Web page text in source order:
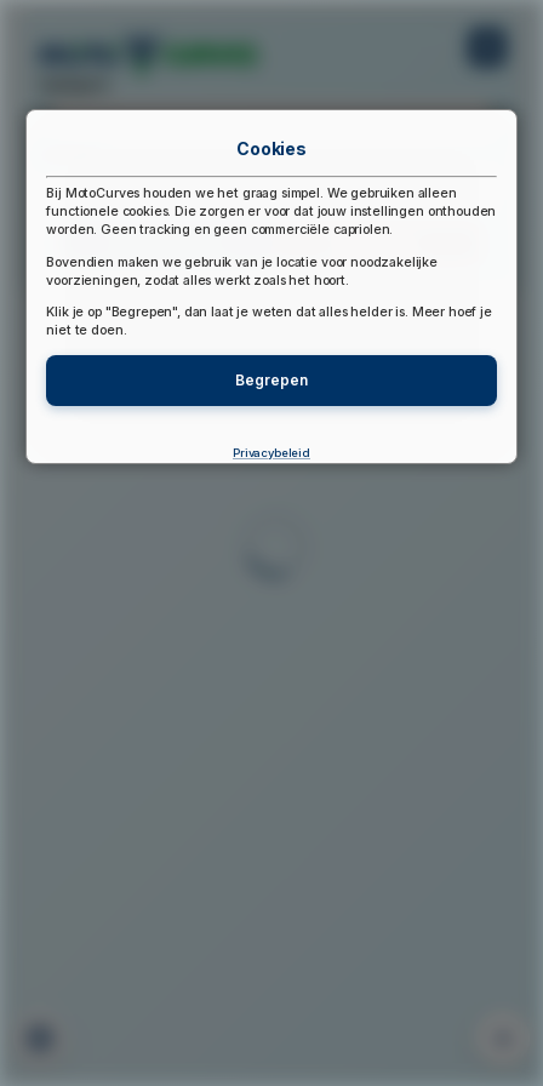
▲
Cookies
Bij MotoCurves houden we het graag simpel. We gebruiken alleen
functionele cookies. Die zorgen er voor dat jouw instellingen onthouden
worden. Geen tracking en geen commerciële capriolen.
Bovendien maken we gebruik van je locatie voor noodzakelijke
voorzieningen, zodat alles werkt zoals het hoort.
Klik je op "Begrepen", dan laat je weten dat alles helder is. Meer hoef je
niet te doen.
Begrepen
Privacybeleid